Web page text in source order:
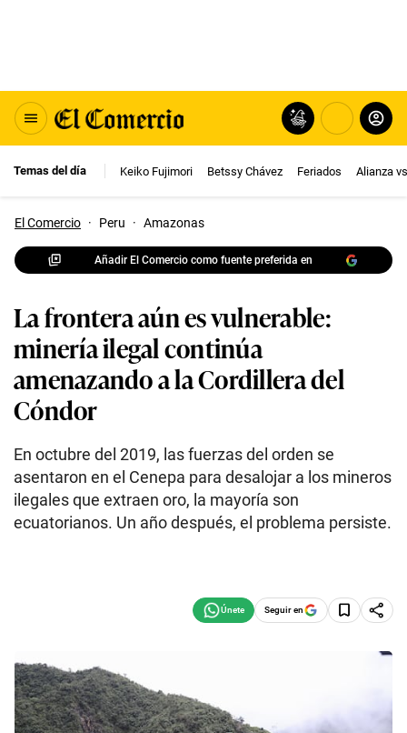
Temas del día Keiko Fujimori Betssy Chávez Feriados Alianza
El Comercio · Peru · Amazonas
Añadir El Comercio como fuente preferida en
La frontera aún es vulnerable:
minería ilegal continúa
amenazando a la Cordillera del
Cóndor
En octubre del 2019, las fuerzas del orden se
asentaron en el Cenepa para desalojar a los mineros
ilegales que extraen oro, la mayoría son
ecuatorianos. Un año después, el problema persiste.
Seguir en